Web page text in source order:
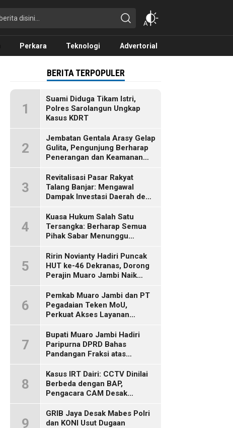
Perkara Teknologi Advertorial
BERITA TERPOPULER
1
Suami Diduga Tikam Istri,
Polres Sarolangun Ungkap
Kasus KDRT
2
Jembatan Gentala Arasy Gelap
Gulita, Pengunjung Berharap
Penerangan dan Keamanan
3
Revitalisasi Pasar Rakyat
Talang Banjar: Mengawal
Dampak Investasi Daerah demi
4
Kuasa Hukum Salah Satu
Tersangka: Berharap Semua
Pihak Sabar Menunggu
5
Ririn Novianty Hadiri Puncak
HUT ke-46 Dekranas, Dorong
Perajin Muaro Jambi Naik
6
Pemkab Muaro Jambi dan PT
Pegadaian Teken MoU,
Perkuat Akses Layanan
7
Bupati Muaro Jambi Hadiri
Paripurna DPRD Bahas
Pandangan Fraksi atas
Pertanggungjawaban APBD
2025
8
Kasus IRT Dairi: CCTV Dinilai
Berbeda dengan BAP,
Pengacara CAM Desak
9
GRIB Jaya Desak Mabes Polri
dan KONI Usut Dugaan